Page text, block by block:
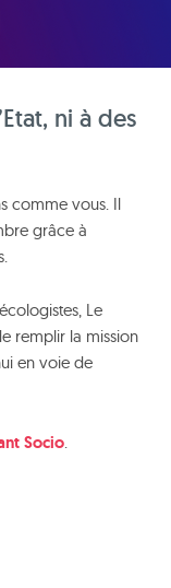
ni à des
comme vous. Il
grâce à
Le
remplir la mission
en voie de
Socio.